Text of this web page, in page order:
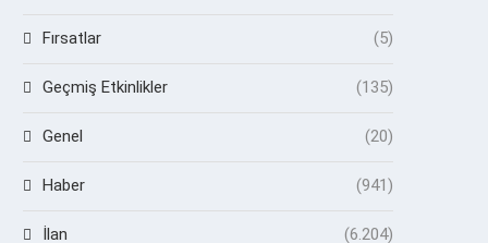
Fırsatlar (5)
Geçmiş Etkinlikler (135)
Genel (20)
Haber (941)
İlan (6.204)